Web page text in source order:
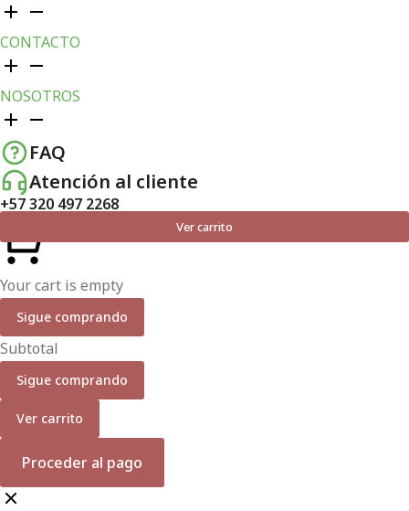
CONTACTO
NOSOTROS
FAQ
Atención al cliente
+57 320 497 2268
Ver carrito
Your cart is empty
Sigue comprando
Subtotal
Sigue comprando
Ver carrito
Proceder al pago